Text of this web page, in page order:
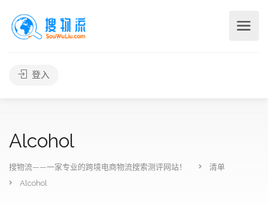
登入
Alcohol
搜物流——一家专业的跨境电商物流搜索测评网站！
清单
Alcohol